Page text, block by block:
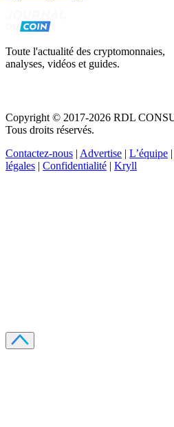
Toute l'actualité des cryptomonnaies,
analyses, vidéos et guides.
Copyright © 2017-2026 RDL
Tous droits réservés.
Contactez-nous | Advertise | L’équipe |
légales | Confidentialité | Kryll